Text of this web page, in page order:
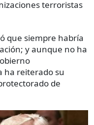
terroristas
que siempre habría
y aunque no ha
ha reiterado su
de